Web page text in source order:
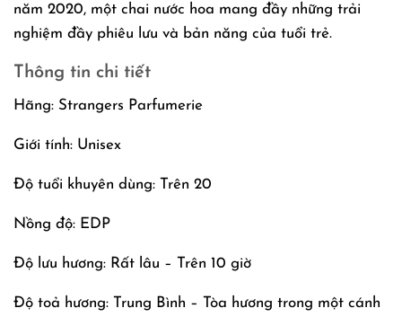
năm 2020, một chai nước hoa mang đầy những trải
nghiệm đầy phiêu lưu và bản năng của tuổi trẻ.
Thông tin chi tiết
Hãng: Strangers Parfumerie
Giới tính: Unisex
Độ tuổi khuyên dùng: Trên 20
Nồng độ: EDP
Độ lưu hương: Rất lâu – Trên 10 giờ
Độ toả hương: Trung Bình – Tòa hương trong một cánh